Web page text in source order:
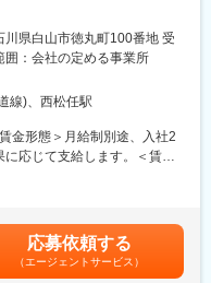
に働きやすい環境です。フ
現場事務所より申請書類の
を抑えることができていま
たとしても管理職登用など
プ会社であり、現在までに
株式会社で培ってきた高い
様々な設備（空調・給排
携わることが可能で、キャ
未経験の方でも安心して就業
存分に活かしながらご経験
飲食店・食品工場・物流倉
川県白山市徳丸町100番地 受
：会社の定める事業所
線)、西松任駅
金形態＞月給制別途、入社2
応じて支給します。＜賃金
評価・業績により変動の可能
であり、選考を通じて上下
固定手当を含めた表記です。
応募依頼する
（エージェントサービス）